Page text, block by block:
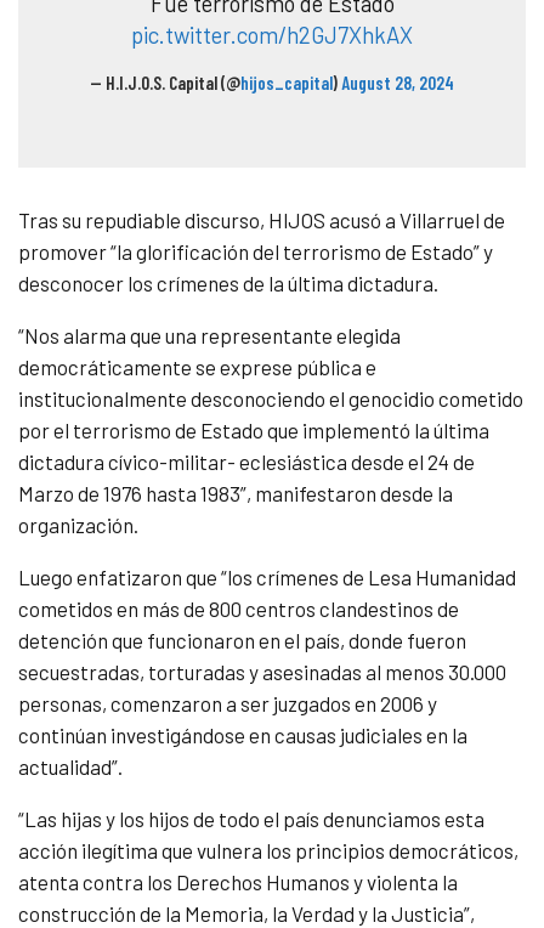
pic.twitter.com/h2GJ7XhkAX
— H.I.J.O.S. Capital (@hijos_capital)August 28, 2024
Tras su repudiable discurso, HIJOS acusó a Villarruel de
promover “la glorificación del terrorismo de Estado” y
desconocer los crímenes de la última dictadura.
“Nos alarma que una representante elegida
democráticamente se exprese pública e
institucionalmente desconociendo el genocidio cometido
por el terrorismo de Estado que implementó la última
dictadura cívico-militar- eclesiástica desde el 24 de
Marzo de 1976 hasta 1983”, manifestaron desde la
organización.
Luego enfatizaron que “los crímenes de Lesa Humanidad
cometidos en más de 800 centros clandestinos de
detención que funcionaron en el país, donde fueron
secuestradas, torturadas y asesinadas al menos 30.000
personas, comenzaron a ser juzgados en 2006 y
continúan investigándose en causas judiciales en la
actualidad”.
“Las hijas y los hijos de todo el país denunciamos esta
acción ilegítima que vulnera los principios democráticos,
atenta contra los Derechos Humanos y violenta la
construcción de la Memoria, la Verdad y la Justicia”,